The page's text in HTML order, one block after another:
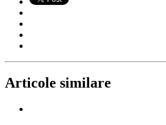
Articole similare